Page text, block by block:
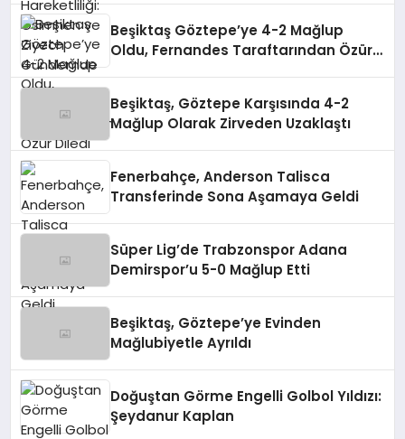
Beşiktaş Göztepe’ye 4-2 Mağlup
Oldu, Fernandes Taraftarından Özür
Beşiktaş, Göztepe Karşısında 4-2
Mağlup Olarak Zirveden Uzaklaştı
Fenerbahçe, Anderson Talisca
Transferinde Sona Aşamaya Geldi
Süper Lig’de Trabzonspor Adana
Demirspor’u 5-0 Mağlup Etti
Beşiktaş, Göztepe’ye Evinden
Mağlubiyetle Ayrıldı
Doğuştan Görme Engelli Golbol Yıldızı:
Şeydanur Kaplan